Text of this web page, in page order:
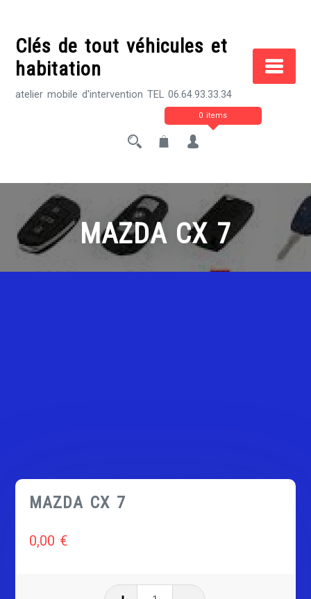
contentClés de tout véhicules et
habitation
atelier mobile d'intervention TEL 06.64.93.33.34
0 items
MAZDA CX 7
MAZDA CX 7
0,00 €
quantité